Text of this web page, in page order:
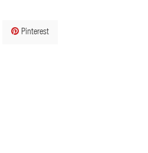
Pinterest